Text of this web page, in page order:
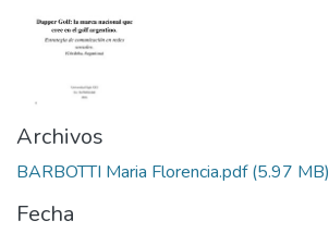
Archivos
BARBOTTI Maria Florencia.pdf(5.97 MB)
Fecha